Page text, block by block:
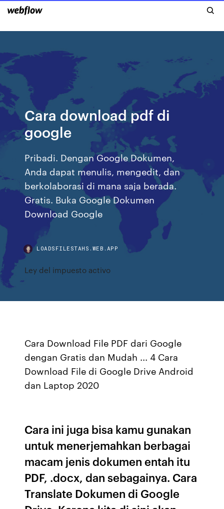
Cara download pdf di
google
Pribadi. Dengan Google Dokumen,
Anda dapat menulis, mengedit, dan
berkolaborasi di mana saja berada.
Gratis. Buka Google Dokumen
Download Google
LOADSFILESTAHS.WEB.APP
Ley del impuesto activo
Cara Download File PDF dari Google
dengan Gratis dan Mudah ... 4 Cara
Download File di Google Drive Android
dan Laptop 2020
Cara ini juga bisa kamu gunakan
untuk menerjemahkan berbagai
macam jenis dokumen entah itu
PDF, .docx, dan sebagainya. Cara
Translate Dokumen di Google